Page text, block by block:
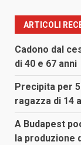
ARTICOLI
Cadono dal
di 40 e 67 anni
Precipita per
ragazza di 14
A Budapest
la produzione